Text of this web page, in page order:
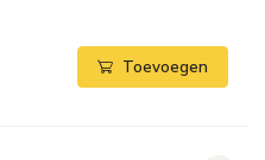
Toevoegen